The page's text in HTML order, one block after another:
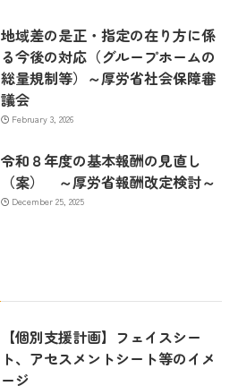
地域差の是正・指定の在り方に係
る今後の対応（グループホームの
総量規制等）～厚労省社会保障審
議会
February 3, 2026
令和８年度の基本報酬の見直し
（案） ～厚労省報酬改定検討～
December 25, 2025
【個別支援計画】フェイスシー
ト、アセスメントシート等のイメ
ージ